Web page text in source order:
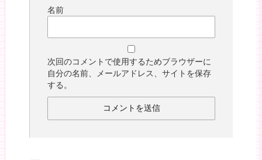
名前
次回のコメントで使用するためブラウザーに
自分の名前、メールアドレス、サイトを保存
する。